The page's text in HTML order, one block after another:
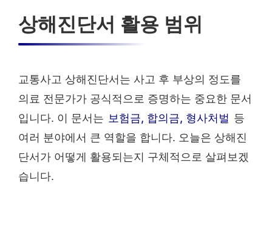
상해진단서 활용 범위
교통사고 상해진단서는 사고 후 부상의 정도를
의료 전문가가 공식적으로 증명하는 중요한 문서
입니다. 이 문서는 보험금, 합의금, 형사처벌 등
여러 분야에서 큰 역할을 합니다. 오늘은 상해진
단서가 어떻게 활용되는지 구체적으로 살펴보겠
습니다.